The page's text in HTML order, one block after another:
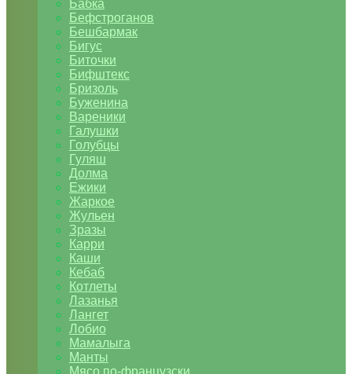
Бабка
Бефстроганов
Бешбармак
Бигус
Биточки
Бифштекс
Бризоль
Буженина
Вареники
Галушки
Голубцы
Гуляш
Долма
Ежики
Жаркое
Жульен
Зразы
Карри
Каши
Кебаб
Котлеты
Лазанья
Лангет
Лобио
Мамалыга
Манты
Мясо по-французски